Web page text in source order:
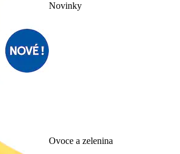
Novinky
Ovoce a zelenina